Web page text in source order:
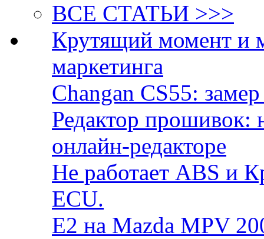
ВСЕ СТАТЬИ >>>
Крутящий момент и
маркетинга
Changan CS55:
Редактор прошивок:
онлайн-редакторе
Не работает ABS и
ECU.
E2 на Mazda MPV